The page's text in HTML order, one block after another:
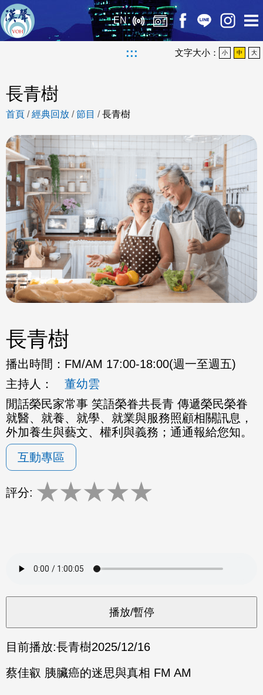
EN
::: 文字大小： 小 中 大
長青樹
首頁 /經典回放 /節目 /長青樹
長青樹
播出時間： FM/AM 17:00-18:00(週一至週五)
主持人：
董幼雲
閒話榮民家常事 笑語榮眷共長青 傳遞榮民榮眷
就醫、就養、就學、就業與服務照顧相關訊息，
外加養生與藝文、權利與義務；通通報給您知。
互動專區
評分: ★★★★★
目前播放:長青樹2025/12/16
蔡佳叡 胰臟癌的迷思與真相 FM AM